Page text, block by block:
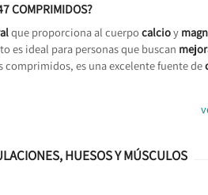
COMPRIMIDOS?
que proporciona al cuerpo calcioy
es ideal para personas que buscan
es una excelente fuente de
HUESOS Y MÚSCULOS